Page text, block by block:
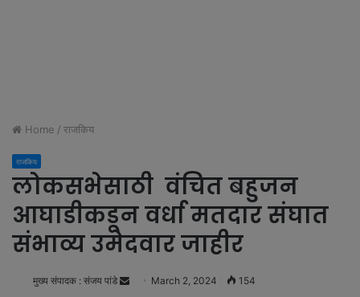
Home / राजकिय
राजकिय
लोकसभेसाठी वंचित बहुजन
आघाडीकडून वर्धा मतदार संघात
संभाव्य उमेदवार जाहीर
मुख्य संपादक : संजय पांडे March 2, 2024 154